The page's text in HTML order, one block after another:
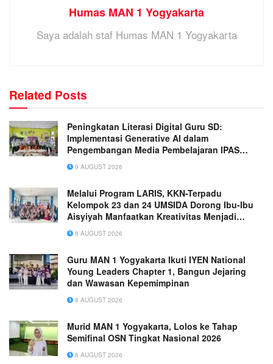
Humas MAN 1 Yogyakarta
Saya adalah staf Humas MAN 1 Yogyakarta
Related Posts
Peningkatan Literasi Digital Guru SD:
Implementasi Generative AI dalam
Pengembangan Media Pembelajaran IPAS
Terpadu yang Inovatif
9 AUGUST 2026
Melalui Program LARIS, KKN-Terpadu
Kelompok 23 dan 24 UMSIDA Dorong Ibu-Ibu
Aisyiyah Manfaatkan Kreativitas Menjadi
Peluang Usaha
8 AUGUST 2026
Guru MAN 1 Yogyakarta Ikuti IYEN National
Young Leaders Chapter 1, Bangun Jejaring
dan Wawasan Kepemimpinan
8 AUGUST 2026
Murid MAN 1 Yogyakarta, Lolos ke Tahap
Semifinal OSN Tingkat Nasional 2026
8 AUGUST 2026